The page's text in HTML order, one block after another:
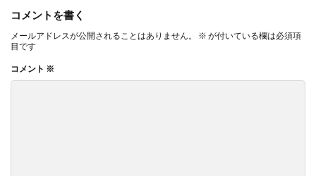
コメントを書く
メールアドレスが公開されることはありません。 ※ が付いている欄は必須項
目です
コメント ※